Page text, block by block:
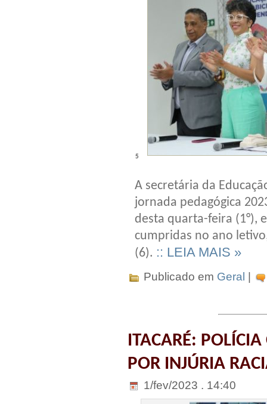
⁵
A secretária da
jornada pedagógica
desta quarta-feira (1°),
cumpridas no ano
(6). :: LEIA MAIS »
Publicado em Geral |
ITACARÉ:
POR INJÚRIA
1/fev/2023 . 14:40